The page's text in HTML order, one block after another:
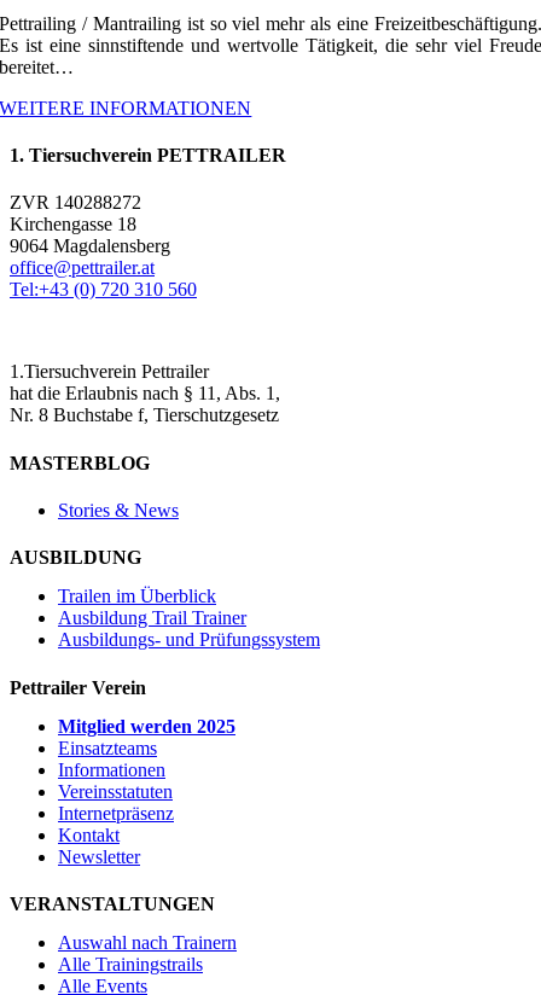
Pettrailing / Mantrailing ist so viel mehr als eine Freizeitbeschäftigung.
Es ist eine sinnstiftende und wertvolle Tätigkeit, die sehr viel Freude
bereitet…
WEITERE INFORMATIONEN
1. Tiersuchverein PETTRAILER
ZVR 140288272
Kirchengasse 18
9064 Magdalensberg
office@pettrailer.at
Tel:+43 (0) 720 310 560
1.Tiersuchverein Pettrailer
hat die Erlaubnis nach § 11, Abs. 1,
Nr. 8 Buchstabe f, Tierschutzgesetz
MASTERBLOG
Stories & News
AUSBILDUNG
Trailen im Überblick
Ausbildung Trail Trainer
Ausbildungs- und Prüfungssystem
Pettrailer Verein
Mitglied werden 2025
Einsatzteams
Informationen
Vereinsstatuten
Internetpräsenz
Kontakt
Newsletter
VERANSTALTUNGEN
Auswahl nach Trainern
Alle Trainingstrails
Alle Events